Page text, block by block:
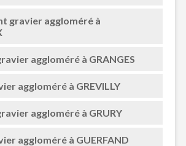
gravier aggloméré à
aggloméré à GRANGES
aggloméré à GREVILLY
aggloméré à GRURY
aggloméré à GUERFAND